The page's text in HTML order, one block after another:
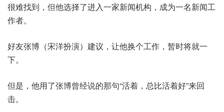
很难找到，但他选择了进入一家新闻机构，成为一名新闻工
作者。
好友张博（宋洋扮演）建议，让他换个工作，暂时将就一
下。
但是，他用了张博曾经说的那句“活着，总比活着好”来回
击。